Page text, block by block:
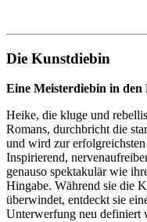
Die Kunstdiebin
Eine Meisterdiebin in den
Heike, die kluge und
Romans, durchbricht die
und wird zur
Inspirierend,
genauso spektakulär wie
Hingabe. Während sie die
überwindet, entdeckt sie
Unterwerfung neu definiert